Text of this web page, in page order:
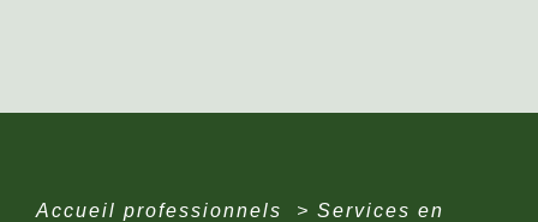
Accueil professionnels > Services en